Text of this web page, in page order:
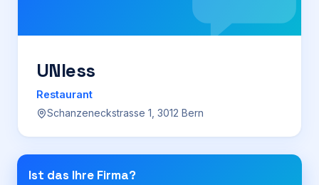
Preise
Für Firmen
Login
UNIess
Restaurant
Schanzeneckstrasse 1, 3012 Bern
Ist das Ihre Firma?